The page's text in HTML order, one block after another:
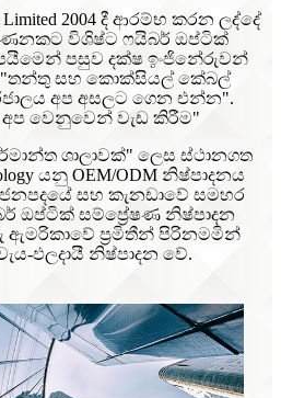
Limited 2004 දී ආරම්භ කරන ලද්දේ
විශිෂ්ට ෆයිබර් ඔප්ටික්
පසුව දක්ෂ ඉංජිනේරුවන්
"තන්තු සහ කොක්සියල් කේබල්
අප අසලට ගෙන එන්න".
වෙනුවෙන් වැඩ කිරීම"
ශාලාවක්" ලෙස ස්ථානගත
යනු OEM/ODM නිෂ්පාදනය
සහ කැනඩාවේ සමහර
ඔප්ටික් සම්ප්‍රේෂණ නිෂ්පාදන
ඇමරිකාවේ ප්‍රමිතීන් පිරිනමමින්
ඵලදායී නිෂ්පාදන වේ.